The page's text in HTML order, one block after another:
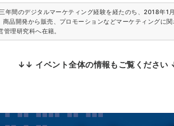
年間のデジタルマーケティング経験を経たのち、2018年1月
品開発から販売、プロモーションなどマーケティングに関
理研究科へ在籍。